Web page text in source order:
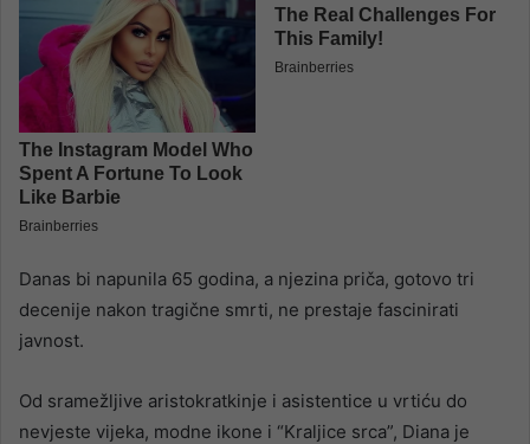
Danas bi napunila 65 godina, a njezina priča, gotovo tri
decenije nakon tragične smrti, ne prestaje fascinirati
javnost.
Od sramežljive aristokratkinje i asistentice u vrtiću do
nevjeste vijeka, modne ikone i “Kraljice srca”, Diana je